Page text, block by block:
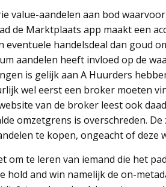
value-aandelen aan bod
de Marktplaats app maakt een
handelsdeal dan goud
aandelen heeft invloed op de
is gelijk aan A Huurders
wel eerst een broker moeten
van de broker leest ook
omzetgrens is overschreden.
te kopen, ongeacht of deze
om te leren van iemand die het
hold and win namelijk de on-